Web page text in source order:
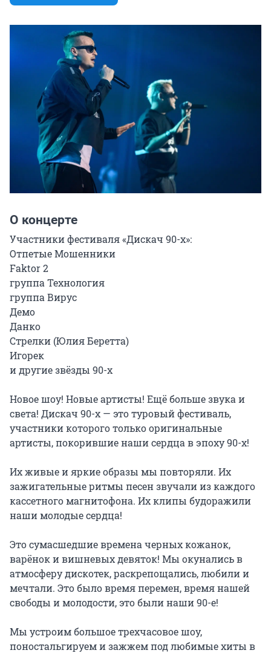
О концерте
Участники фестиваля «Дискач 90-х»:
Отпетые Мошенники
Faktor 2
группа Технология
группа Вирус
Демо
Данко
Стрелки (Юлия Беретта)
Игорек
и другие звёзды 90-х
Новое шоу! Новые артисты! Ещё больше звука и
света! Дискач 90-х — это туровый фестиваль,
участники которого только оригинальные
артисты, покорившие наши сердца в эпоху 90-х!
Их живые и яркие образы мы повторяли. Их
зажигательные ритмы песен звучали из каждого
кассетного магнитофона. Их клипы будоражили
наши молодые сердца!
Это сумасшедшие времена черных кожанок,
варёнок и вишневых девяток! Мы окунались в
атмосферу дискотек, раскрепощались, любили и
мечтали. Это было время перемен, время нашей
свободы и молодости, это были наши 90-е!
Мы устроим большое трехчасовое шоу,
поностальгируем и зажжем под любимые хиты в